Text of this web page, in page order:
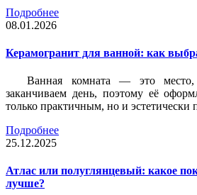
Подробнее
08.01.2026
Керамогранит для ванной: как
Ванная комната — это
заканчиваем день, поэтому её
только практичным, но и эстетически
Подробнее
25.12.2025
Атлас или полуглянцевый: какое
лучше?